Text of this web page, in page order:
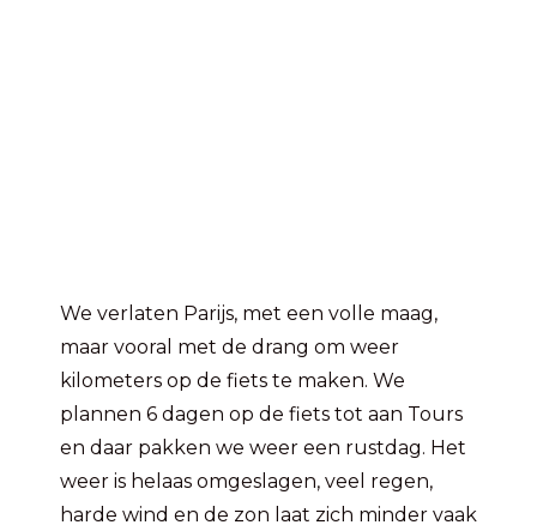
We verlaten Parijs, met een volle maag,
maar vooral met de drang om weer
kilometers op de fiets te maken. We
plannen 6 dagen op de fiets tot aan Tours
en daar pakken we weer een rustdag. Het
weer is helaas omgeslagen, veel regen,
harde wind en de zon laat zich minder vaak